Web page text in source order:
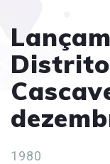
1980